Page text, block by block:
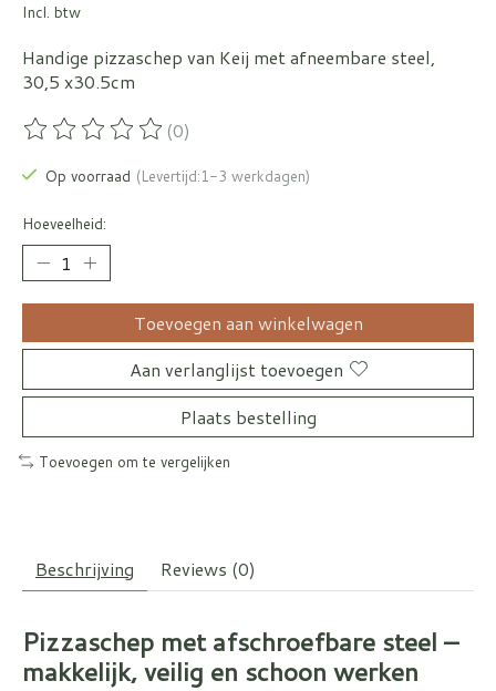
Incl. btw
Handige pizzaschep van Keij met afneembare steel,
30,5 x30.5cm
De beoordeling van dit product is
(0)
Op voorraad (Levertijd:1-3 werkdagen)
Hoeveelheid:
Toevoegen aan winkelwagen
Aan verlanglijst toevoegen
Plaats bestelling
Toevoegen om te vergelijken
Beschrijving Reviews (0)
Pizzaschep met afschroefbare steel –
makkelijk, veilig en schoon werken